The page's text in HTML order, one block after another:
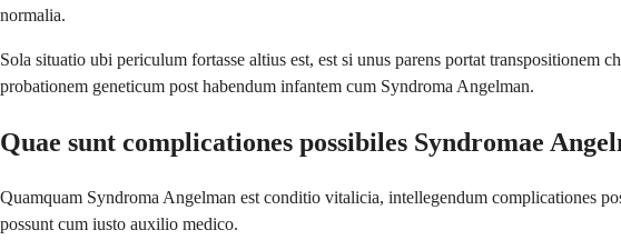
normalia.
Sola situatio ubi periculum fortasse altius est, est si unus parens portat
probationem geneticum post habendum infantem cum Syndroma Angelman.
Quae sunt complicationes possibiles Syndromae
Quamquam Syndroma Angelman est conditio vitalicia, intellegendum complicationes
possunt cum iusto auxilio medico.